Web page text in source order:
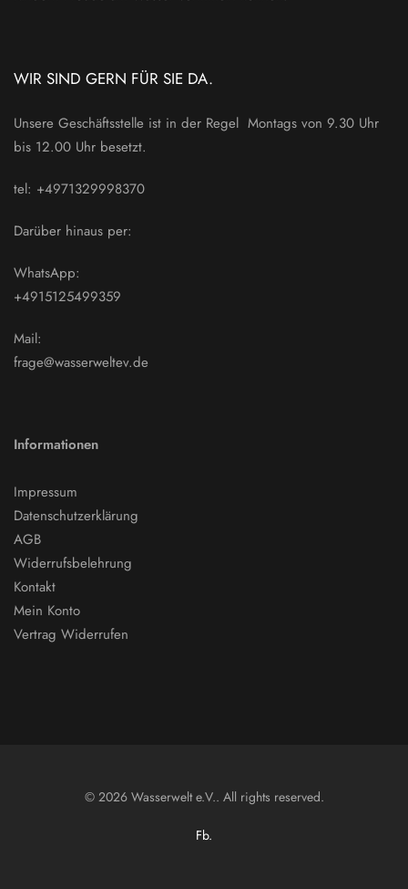
WIR SIND GERN FÜR SIE DA.
Unsere Geschäftsstelle ist in der Regel Montags von 9.30 Uhr
bis 12.00 Uhr besetzt.
tel: +4971329998370
Darüber hinaus per:
WhatsApp:
+4915125499359
Mail:
frage@wasserweltev.de
Informationen
Impressum
Datenschutzerklärung
AGB
Widerrufsbelehrung
Kontakt
Mein Konto
Vertrag Widerrufen
© 2026 Wasserwelt e.V.. All rights reserved.
Fb.